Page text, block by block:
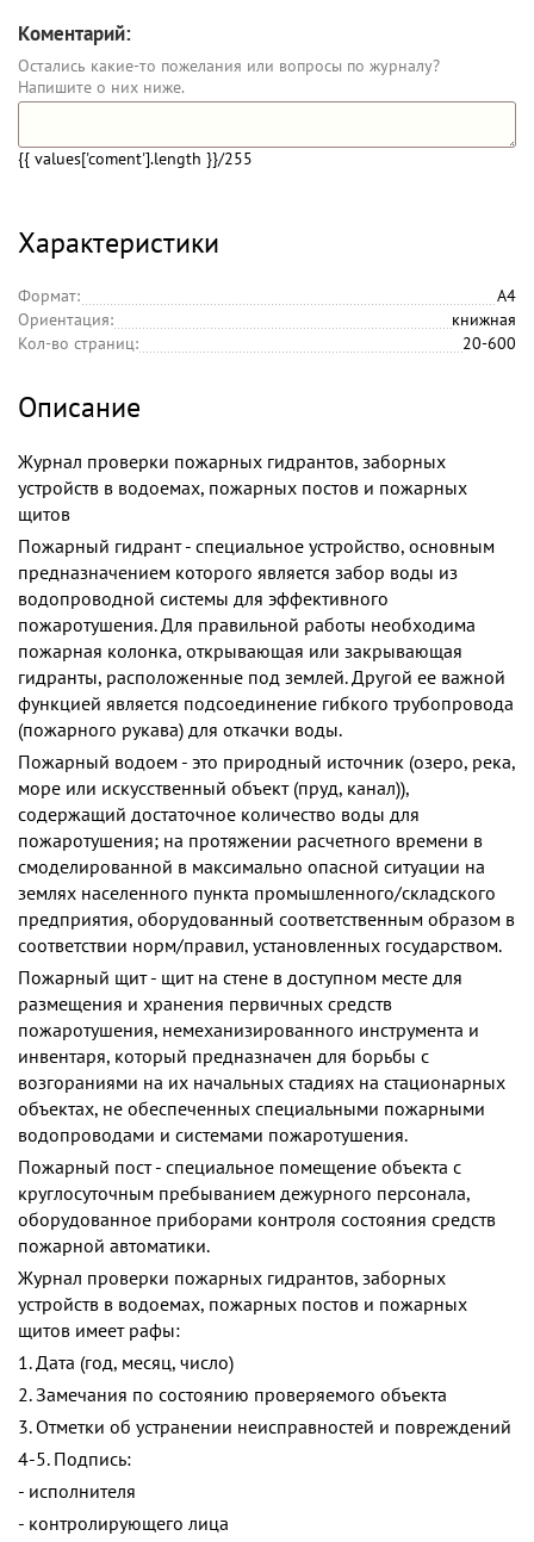
Коментарий:
Остались какие-то пожелания или вопросы по журналу?
Напишите о них ниже.
{{ values['coment'].length }}/255
Характеристики
Формат:
А4
Ориентация:
книжная
Кол-во страниц:
20-600
Описание
Журнал проверки пожарных гидрантов, заборных
устройств в водоемах, пожарных постов и пожарных
щитов
Пожарный гидрант - специальное устройство, основным
предназначением которого является забор воды из
водопроводной системы для эффективного
пожаротушения. Для правильной работы необходима
пожарная колонка, открывающая или закрывающая
гидранты, расположенные под землей. Другой ее важной
функцией является подсоединение гибкого трубопровода
(пожарного рукава) для откачки воды.
Пожарный водоем - это природный источник (озеро, река,
море или искусственный объект (пруд, канал)),
содержащий достаточное количество воды для
пожаротушения; на протяжении расчетного времени в
смоделированной в максимально опасной ситуации на
землях населенного пункта промышленного/складского
предприятия, оборудованный соответственным образом в
соответствии норм/правил, установленных государством.
Пожарный щит - щит на стене в доступном месте для
размещения и хранения первичных средств
пожаротушения, немеханизированного инструмента и
инвентаря, который предназначен для борьбы с
возгораниями на их начальных стадиях на стационарных
объектах, не обеспеченных специальными пожарными
водопроводами и системами пожаротушения.
Пожарный пост - специальное помещение объекта с
круглосуточным пребыванием дежурного персонала,
оборудованное приборами контроля состояния средств
пожарной автоматики.
Журнал проверки пожарных гидрантов, заборных
устройств в водоемах, пожарных постов и пожарных
щитов имеет рафы:
1. Дата (год, месяц, число)
2. Замечания по состоянию проверяемого объекта
3. Отметки об устранении неисправностей и повреждений
4-5. Подпись:
- исполнителя
- контролирующего лица